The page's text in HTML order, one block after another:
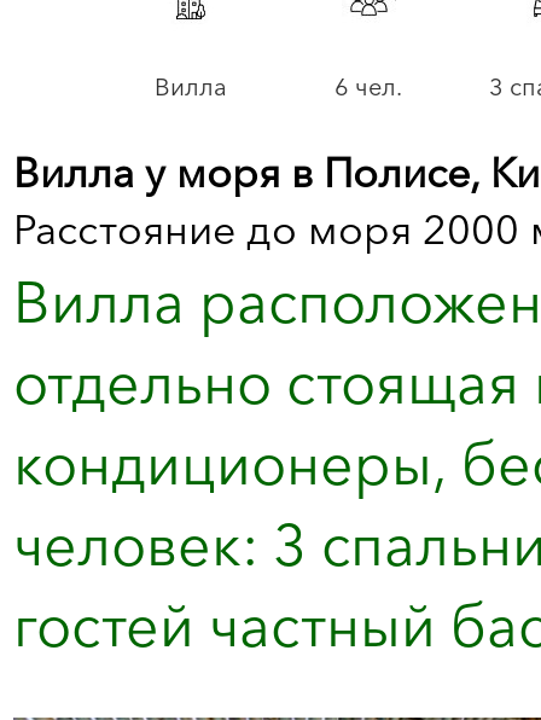
Вилла 6 чел. 3
Вилла у моря в Полисе,
Расстояние до моря 2000
Вилла
отдельно
кондиционеры,
человек: 3
гостей частный